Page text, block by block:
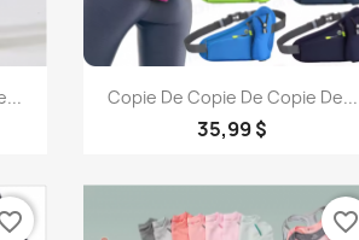
Aperçu rapide
Copie De Copie De Copie De...
35,99 $
favorite_border